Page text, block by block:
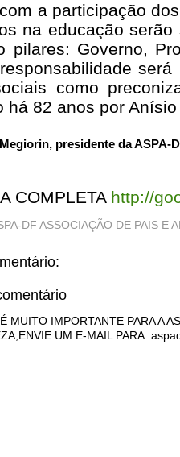
a participação
na educação
pilares: Governo,
como
há 82 anos por
presidente da ASPA-
COMPLETA http://
DF ASSOCIAÇÃO DE PAIS E
MUITO IMPORTANTE PARA A
UM E-MAIL PARA: